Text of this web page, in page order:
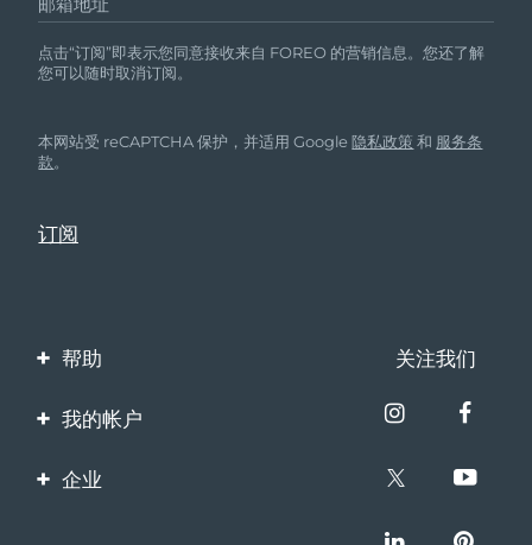
点击“订阅”即表示您同意接收来自 FOREO 的营销信息。您还了解
您可以随时取消订阅。
本网站受 reCAPTCHA 保护，并适用 Google隐私政策 和 服务条
款。
帮助
联系我们
关注我们
我的帐户
产品注册
企业